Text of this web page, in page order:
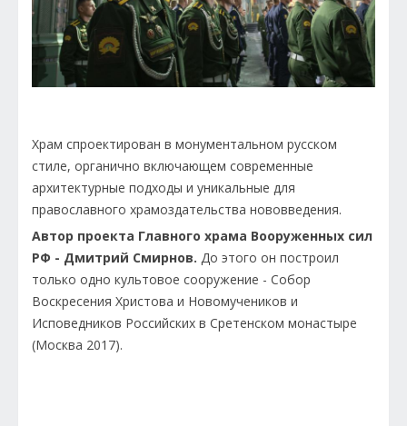
Храм спроектирован в монументальном русском
стиле, органично включающем современные
архитектурные подходы и уникальные для
православного храмоздательства нововведения.
Автор проекта Главного храма Вооруженных сил
РФ - Дмитрий Смирнов. До этого он построил
только одно культовое сооружение - Собор
Воскресения Христова и Новомучеников и
Исповедников Российских в Сретенском монастыре
(Москва 2017).